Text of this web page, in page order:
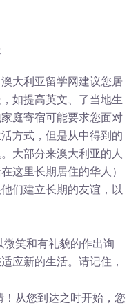
大利亚留学网建议您居
如提高英文、了当地生
庭寄宿可能要求您面对
方式，但是从中得到的
大部分来澳大利亚的人
这里长期居住的华人）
们建立长期的友谊，以
笑和有礼貌的作出询
应新的生活。请记住，
从您到达之时开始，您